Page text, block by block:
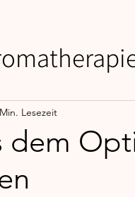
Comfort
dem
Lesezeit